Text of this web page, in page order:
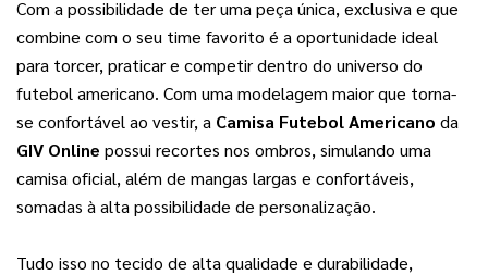
Com a possibilidade de ter uma peça única, exclusiva e que
combine com o seu time favorito é a oportunidade ideal
para torcer, praticar e competir dentro do universo do
futebol americano. Com uma modelagem maior que torna-
se confortável ao vestir, a Camisa Futebol Americano
GIV Online possui recortes nos ombros, simulando uma
camisa oficial, além de mangas largas e confortáveis,
somadas à alta possibilidade de personalização.
Tudo isso no tecido de alta qualidade e durabilidade,